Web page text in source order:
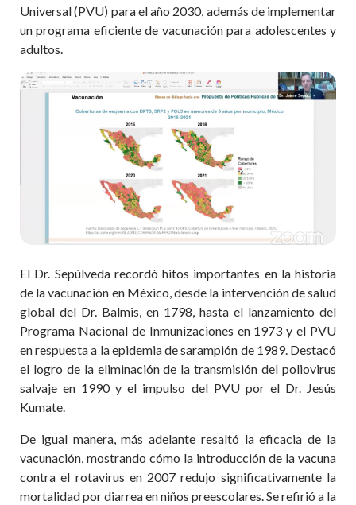
Universal (PVU) para el año 2030, además de implementar
un programa eficiente de vacunación para adolescentes y
adultos.
El Dr. Sepúlveda recordó hitos importantes en la historia
de la vacunación en México, desde la intervención de salud
global del Dr. Balmis, en 1798, hasta el lanzamiento del
Programa Nacional de Inmunizaciones en 1973 y el PVU
en respuesta a la epidemia de sarampión de 1989. Destacó
el logro de la eliminación de la transmisión del poliovirus
salvaje en 1990 y el impulso del PVU por el Dr. Jesús
Kumate.
De igual manera, más adelante resaltó la eficacia de la
vacunación, mostrando cómo la introducción de la vacuna
contra el rotavirus en 2007 redujo significativamente la
mortalidad por diarrea en niños preescolares. Se refirió a la